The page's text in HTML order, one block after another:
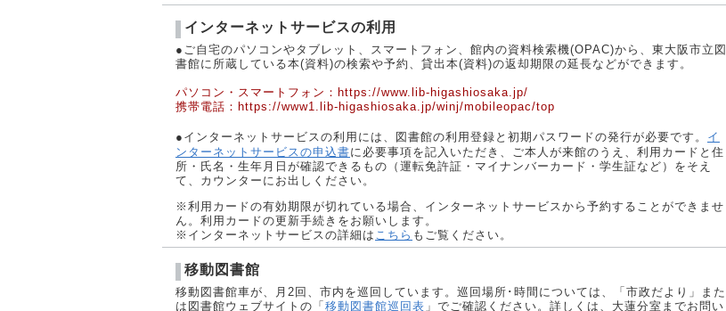
インターネットサービスの利用
●ご自宅のパソコンやタブレット、スマートフォン、館内の資料検索機(OPAC)から、東大阪市立図
書館に所蔵している本(資料)の検索や予約、貸出本(資料)の返却期限の延長などができます。
パソコン・スマートフォン： https://www.lib-higashiosaka.jp/
携帯電話：https://www1.lib-higashiosaka.jp/winj/mobileopac/top
●インターネットサービスの利用には、図書館の利用登録と初期パスワードの発行が必要です。 イ
ンターネットサービスの申込書に必要事項を記入いただき、ご本人が来館のうえ、利用カードと住
所・氏名・生年月日が確認できるもの（運転免許証・マイナンバーカード・学生証など）をそえ
て、カウンターにお出しください。
※利用カードの有効期限が切れている場合、インターネットサービスから予約することができませ
ん。利用カードの更新手続きをお願いします。
※インターネットサービスの詳細は こちら もご覧ください。
移動図書館
移動図書館車が、月2回、市内を巡回しています。巡回場所･時間については、「市政だより」また
は図書館ウェブサイトの「移動図書館巡回表 」でご確認ください。詳しくは、大蓮分室までお問い